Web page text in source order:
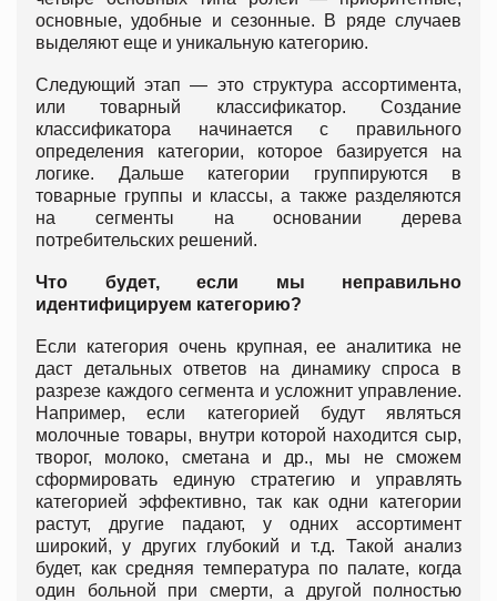
основные, удобные и сезонные. В ряде случаев
выделяют еще и уникальную категорию.
Следующий этап — это структура ассортимента,
или товарный классификатор. Создание
классификатора начинается с правильного
определения категории, которое базируется на
логике. Дальше категории группируются в
товарные группы и классы, а также разделяются
на сегменты на основании дерева
потребительских решений.
Что будет, если мы неправильно
идентифицируем категорию?
Если категория очень крупная, ее аналитика не
даст детальных ответов на динамику спроса в
разрезе каждого сегмента и усложнит управление.
Например, если категорией будут являться
молочные товары, внутри которой находится сыр,
творог, молоко, сметана и др., мы не сможем
сформировать единую стратегию и управлять
категорией эффективно, так как одни категории
растут, другие падают, у одних ассортимент
широкий, у других глубокий и т.д. Такой анализ
будет, как средняя температура по палате, когда
один больной при смерти, а другой полностью